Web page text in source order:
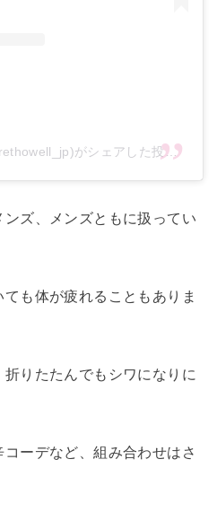
Margaret Howell(@margarethowell_jp)がシェアした投稿
ズ、メンズともに扱ってい
も体が疲れることもありま
りたたんでもシワになりに
ーデなど、組み合わせはさ